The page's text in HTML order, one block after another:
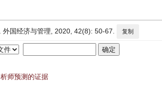
国经济与管理, 2020, 42(8): 50-67. 复制
师预测的证据